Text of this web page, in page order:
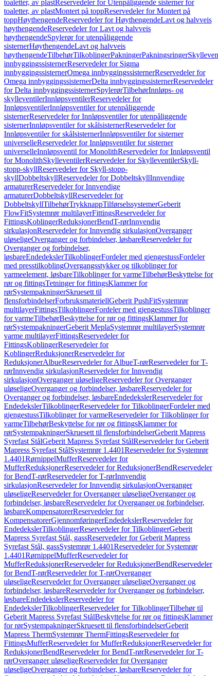
toaletter, av plastReservedeler for Utenpåliggende sisterner for
toaletter, av plastMontert på toppReservedeler for Montert på
toppHøythengendeReservedeler for HøythengendeLavt og halvveis
høythengendeReservedeler for Lavt og halvveis
høythengendeSpylerør for utenpåliggende
sisternerHøythengendeLavt og halvveis
høythengendeTilbehørTilkoblingerPakningerPakningsringer
innbyggingssisternerReservedeler for Sigma
innbyggingssisternerOmega innbyggingssisternerReservedeler for
Omega innbyggingssisternerDelta innbyggingssisternerReservedeler
for Delta innbyggingssisternerSpylerørTilbehørInnløps- og
skylleventilerInnløpsventilerReservedeler for
InnløpsventilerInnløpsventiler for utenpåliggende
sisternerReservedeler for Innløpsventiler for utenpåliggende
sisternerInnløpsventiler for skålsisternerReservedeler for
Innløpsventiler for skålsisternerInnløpsventiler for sisterner
universelleReservedeler for Innløpsventiler for sisterner
universelleInnløpsventil for MonolithReservedeler for Innløpsventil
for MonolithSkylleventilerReservedeler for SkylleventilerSkyll-
stopp-skyllReservedeler for Skyll-stopp-
skyllDobbeltskyllReservedeler for DobbeltskyllInnvendige
armaturerReservedeler for Innvendige
armaturerDobbeltskyllReservedeler for
DobbeltskyllTilbehørTrykknappTilførselssystemerGeberit
FlowFitSystemrør multilayerFittingsReservedeler for
FittingsKoblingerReduksjonerBendT-rørInnvendig
sirkulasjonReservedeler for Innvendig sirkulasjonOverganger
uløseligeOverganger og forbindelser, løsbareReservedeler for
Overganger og forbindelser,
løsbareEndedekslerTilkoblingerFordeler med gjengestussFordeler
med presstilkoblingOvergangsstykker og tilkoblinger for
varmeelement, løsbareTilkoblinger for varmeTilbehørBeskyttelse for
rør og fittingsTetninger for fittingsKlammer for
rørSystempakningerSkruesett til
flensforbindelserForbruksmateriellGeberit PushFitSystemrør
multilayerFittingsTilkoblingerFordeler med gjengestussTilkoblinger
for varmeTilbehørBeskyttelse for rør og fittingsKlammer for
rørSystempakningerGeberit MeplaSystemrør multilayerSystemrør
varme multilayerFittingsReservedeler for
FittingsKoblingerReservedeler for
KoblingerReduksjonerReservedeler for
ReduksjonerAlbueReservedeler for AlbueT-rørReservedeler for T-
rørInnvendig sirkulasjonReservedeler for Innvendig
sirkulasjonOverganger uløseligeReservedeler for Overganger
uløseligeOverganger og forbindelser, løsbareReservedeler for
Overganger og forbindelser, løsbareEndedekslerReservedeler for
EndedekslerTilkoblingerReservedeler for TilkoblingerFordeler med
gjengestussTilkoblinger for varmeReservedeler for Tilkoblinger for
varmeTilbehørBeskyttelse for rør og fittingsKlammer for
rørSystempakningerSkruesett til flensforbindelserGeberit Mapress
Syrefast StålGeberit Mapress Syrefast StålReservedeler for Geberit
Mapress Syrefast StålSystemrør 1.4401Reservedeler for Systemrør
1.4401RørnippelMufferReservedeler for
MufferReduksjonerReservedeler for ReduksjonerBendReservedeler
for BendT-rørReservedeler for T-rørInnvendig
sirkulasjonReservedeler for Innvendig sirkulasjonOverganger
uløseligeReservedeler for Overganger uløseligeOverganger og
forbindelser, løsbareReservedeler for Overganger og forbindelser,
løsbareKompensatorerReservedeler for
KompensatorerGjennomføringerEndedekslerReservedeler for
EndedekslerTilkoblingerReservedeler for TilkoblingerGeberit
Mapress Syrefast Stål, gassReservedeler for Geberit Mapress
Syrefast Stål, gassSystemrør 1.4401Reservedeler for Systemrør
1.4401RørnippelMufferReservedeler for
MufferReduksjonerReservedeler for ReduksjonerBendReservedeler
for BendT-rørReservedeler for T-rørOverganger
uløseligeReservedeler for Overganger uløseligeOverganger og
forbindelser, løsbareReservedeler for Overganger og forbindelser,
løsbareEndedekslerReservedeler for
EndedekslerTilkoblingerReservedeler for TilkoblingerTilbehør til
Geberit Mapress Syrefast StålBeskyttelse for rør og fittingsKlammer
for rørSystempakningerSkruesett til flensforbindelserGeberit
Mapress ThermSystemrør ThermFittingsReservedeler for
FittingsMufferReservedeler for MufferReduksjonerReservedeler for
ReduksjonerBendReservedeler for BendT-rørReservedeler for T-
rørOverganger uløseligeReservedeler for Overganger
uløseligeOverganger og forbindelser, løsbareReservedeler for